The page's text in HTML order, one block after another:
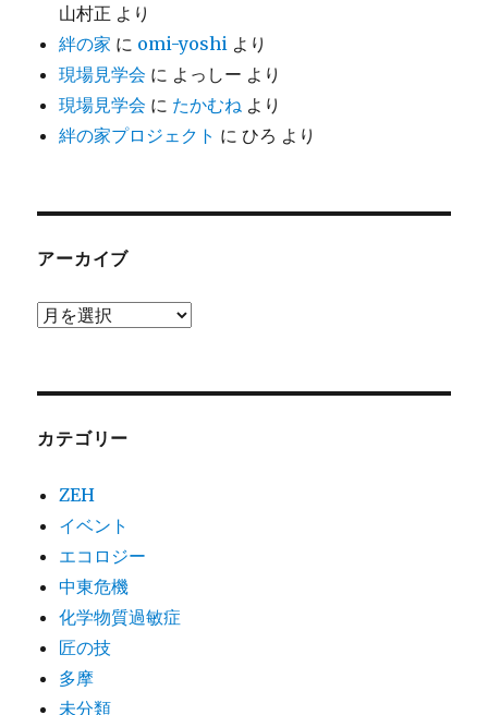
山村正 より
絆の家 に omi-yoshi より
現場見学会 に よっしー より
現場見学会 に たかむね より
絆の家プロジェクト にひろ より
アーカイブ
ア
ブ
カテゴリー
ZEH
イベント
エコロジー
中東危機
化学物質過敏症
匠の技
多摩
未分類